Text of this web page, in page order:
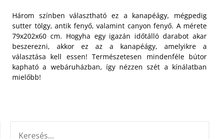
Három színben választható ez a kanapéágy, mégpedig
sutter tölgy, antik fenyő, valamint canyon fenyő. A mérete
79x202x60 cm. Hogyha egy igazán időtálló darabot akar
beszerezni, akkor ez az a kanapéágy, amelyikre a
választása kell essen! Természetesen mindenféle bútor
kapható a webáruházban, így nézzen szét a kínálatban
mielőbb!